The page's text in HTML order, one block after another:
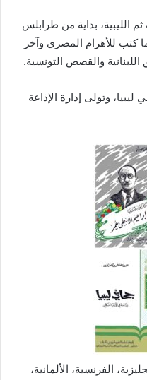
الليبية، بداية من طرابلس
كتب للأهرام المصري وآخر
والقصص التونسية.
ليبيا، وتولى إدارة الإذاعة
الفرنسية، الألمانية،